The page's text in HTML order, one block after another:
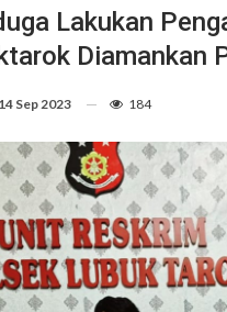
Lakukan
Diamankan
14 Sep 2023 184